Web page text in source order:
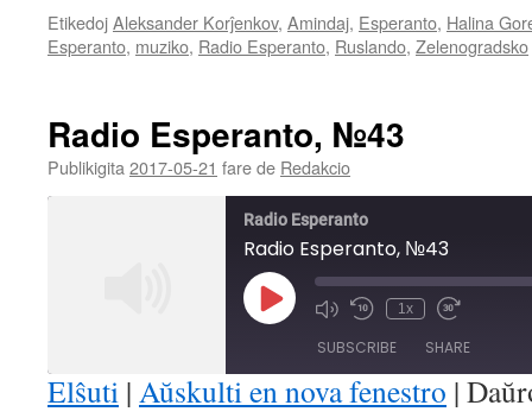
EtikedojAleksander Korĵenkov, Amindaj, Esperanto, Halina
Esperanto, muziko, Radio Esperanto, Ruslando, Zelenogradsko
Radio Esperanto, №43
Publikigita 2017-05-21 fare de Redakcio
Radio Esperanto
Radio Esperanto, №43
Play
Episode Mute/Unmute
Rewind
Seconds
1x
Fast
30
seconds
SUBSCRIBE SHARE
Elŝuti | Aŭskulti en nova fenestro |